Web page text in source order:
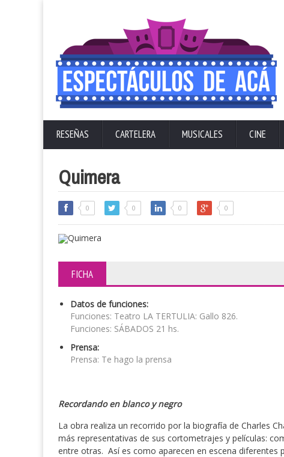
RESEÑAS CARTELERA MUSICALES CINE
Quimera
0 0 0 0
FICHA
Datos de funciones:
Funciones: Teatro LA TERTULIA: Gallo 826.
Funciones: SÁBADOS 21 hs.
Prensa:
Prensa: Te hago la prensa
Recordando en blanco y negro
La obra realiza un recorrido por la biografía de Charles
más representativas de sus cortometrajes y películas:
entre otras. Así es como aparecen en escena diferentes